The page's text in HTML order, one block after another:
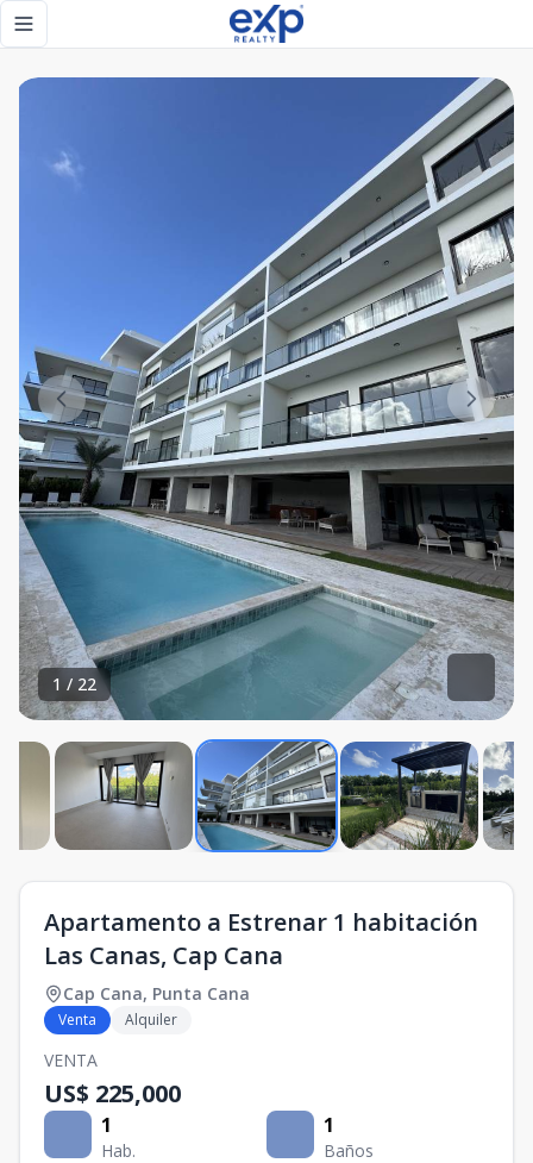
Toggle navigation menu
1 / 22
Apartamento a Estrenar 1 habitación
Las Canas, Cap Cana
Cap Cana, Punta Cana
Venta Alquiler
VENTA
US$ 225,000
1
Hab.
1
Baños
Apartamento a Estrenar 1 habitación Las Canas, Cap Cana